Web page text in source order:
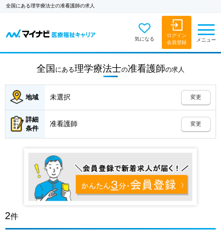
全国にある理学療法士の准看護師の求人
気になる
ログイン
会員登録
メニュー
全国 にある理学療法士の准看護師の求人
地域 未選択 変更
詳細
条件
准看護師 変更
2件